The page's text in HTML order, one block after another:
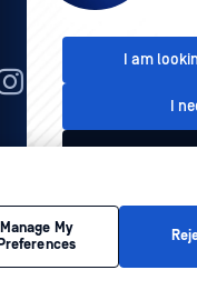
Manage My
I am
I
This